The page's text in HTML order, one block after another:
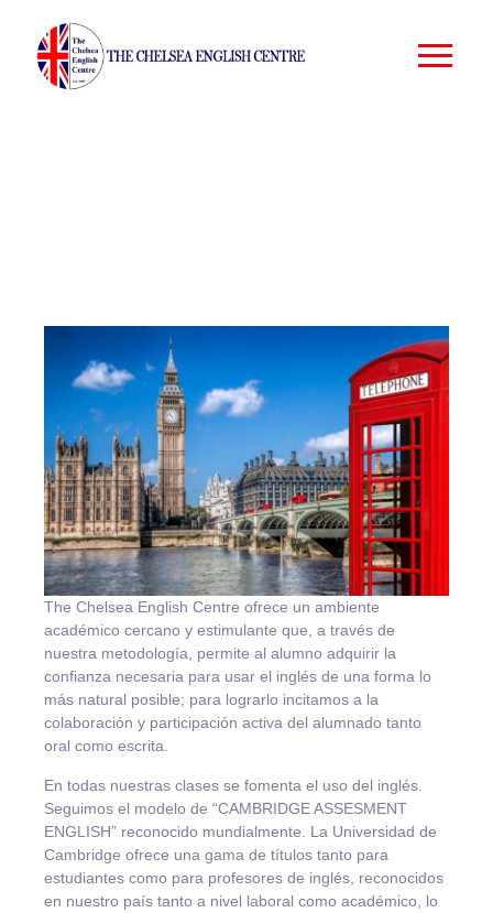
The Chelsea English Centre ofrece un ambiente
académico cercano y estimulante que, a través de
nuestra metodología, permite al alumno adquirir la
confianza necesaria para usar el inglés de una forma lo
más natural posible; para lograrlo incitamos a la
colaboración y participación activa del alumnado tanto
oral como escrita.
En todas nuestras clases se fomenta el uso del inglés.
Seguimos el modelo de “CAMBRIDGE ASSESMENT
ENGLISH” reconocido mundialmente. La Universidad de
Cambridge ofrece una gama de títulos tanto para
estudiantes como para profesores de inglés, reconocidos
en nuestro país tanto a nivel laboral como académico, lo